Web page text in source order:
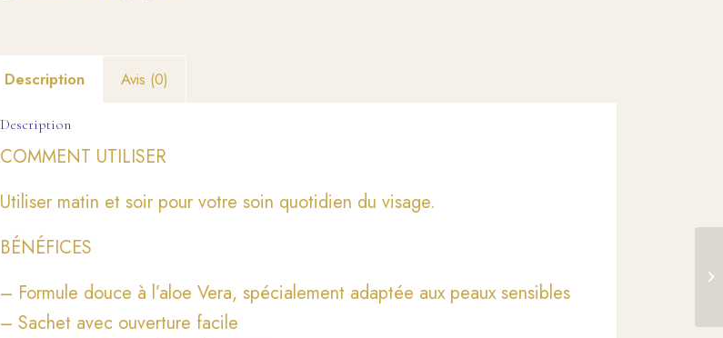
Description Avis (0)
Description
COMMENT UTILISER
Utiliser matin et soir pour votre soin quotidien du visage.
BÉNÉFICES
– Formule douce à l’aloe Vera, spécialement adaptée aux peaux sensibles
– Sachet avec ouverture facile